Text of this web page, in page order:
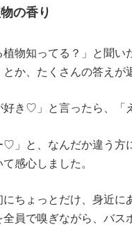
の香り
植物知ってる？」と聞
とか、たくさんの答えが
き♡」と言ったら、「
♡」と、なんだか違う方
感心しました。
にちょっとだけ、身近
全員で嗅ぎながら、バ